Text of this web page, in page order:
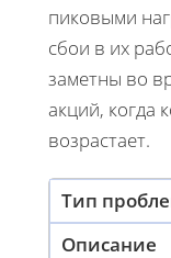
пиковыми
сбои в их
заметны во
акций, когда
возрастает.
Тип
Описание